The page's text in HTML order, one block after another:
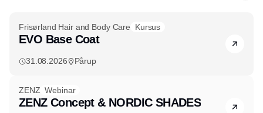
Frisørland Hair and Body Care Kursus
EVO Base Coat
31.08.2026 Pårup
ZENZ Webinar
ZENZ Concept & NORDIC SHADES